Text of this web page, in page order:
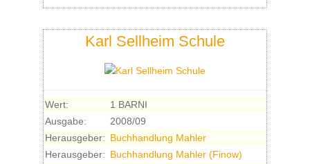
Karl Sellheim Schule
Wert:
1 BARNI
Ausgabe:
2008/09
Herausgeber: Buchhandlung Mahler
Herausgeber: Buchhandlung Mahler (Finow)